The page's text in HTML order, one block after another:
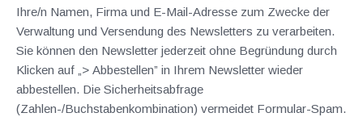
Ihre/n Namen, Firma und E-Mail-Adresse zum Zwecke der
Verwaltung und Versendung des Newsletters zu verarbeiten.
Sie können den Newsletter jederzeit ohne Begründung durch
Klicken auf „> Abbestellen” in Ihrem Newsletter wieder
abbestellen. Die Sicherheitsabfrage
(Zahlen-/Buchstabenkombination) vermeidet Formular-Spam.